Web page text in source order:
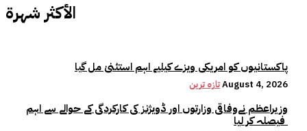
الأكثر شهرة
پاکستانیوں کو امریکی ویزے کیلیے اہم استثنیٰ مل گیا
تازہ ترینAugust 4, 2026
وزیراعظم نےوفاقی وزارتوں اور ڈویژنز کی کارکردگی کے حوالے سے اہم